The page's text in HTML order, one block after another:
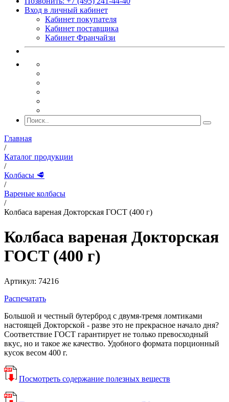
Вход в личный кабинет
Кабинет покупателя
Кабинет поставщика
Кабинет Франчайзи
Главная
/
Каталог продукции
/
Колбасы 🥩
/
Вареные колбасы
/
Колбаса вареная Докторская ГОСТ (400 г)
Колбаса вареная Докторская
ГОСТ (400 г)
Артикул: 74216
Распечатать
Большой и честный бутерброд с двумя-тремя ломтиками
настоящей Докторской - разве это не прекрасное начало дня?
Соответствие ГОСТ гарантирует не только превосходный
вкус, но и такое же качество. Удобного формата порционный
кусок весом 400 г.
Посмотреть содержание полезных веществ